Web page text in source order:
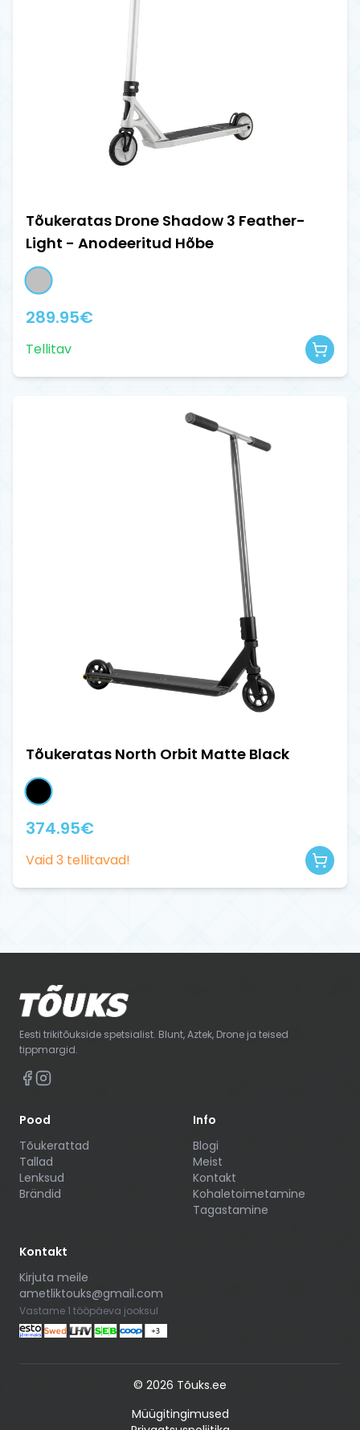
Tõukeratas Drone Shadow 3 Feather-
Light - Anodeeritud Hõbe
289.95€
Tellitav
Tõukeratas North Orbit Matte Black
374.95€
Vaid3 tellitavad!
Eesti trikitõukside spetsialist. Blunt, Aztek, Drone ja teised
tippmargid.
Pood
Tõukerattad
Tallad
Lenksud
Brändid
Info
Blogi
Meist
Kontakt
Kohaletoimetamine
Tagastamine
Kontakt
Kirjuta meile
ametliktouks@gmail.com
Vastame 1 tööpäeva jooksul
© 2026 Tõuks.ee
Müügitingimused